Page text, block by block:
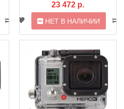
23 472 р.
НЕТ В НАЛИЧИИ